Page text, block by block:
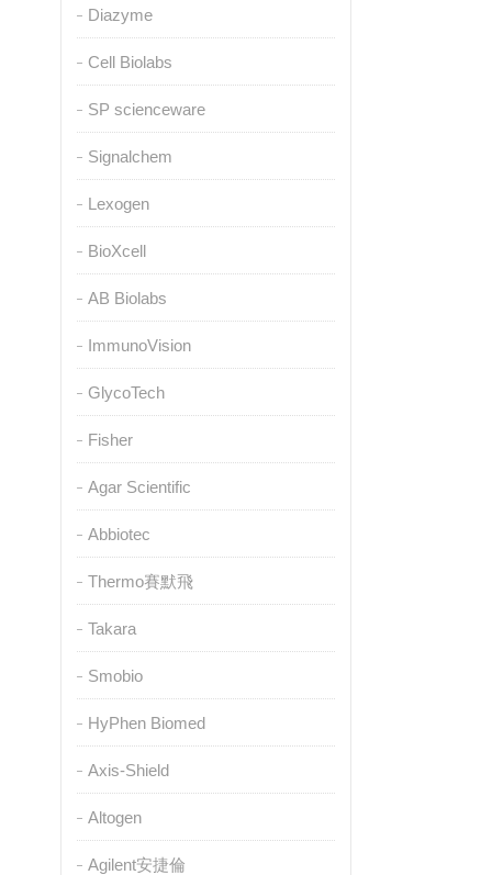
Diazyme
Cell Biolabs
SP scienceware
Signalchem
Lexogen
BioXcell
AB Biolabs
ImmunoVision
GlycoTech
Fisher
Agar Scientific
Abbiotec
Thermo賽默飛
Takara
Smobio
HyPhen Biomed
Axis-Shield
Altogen
Agilent安捷倫